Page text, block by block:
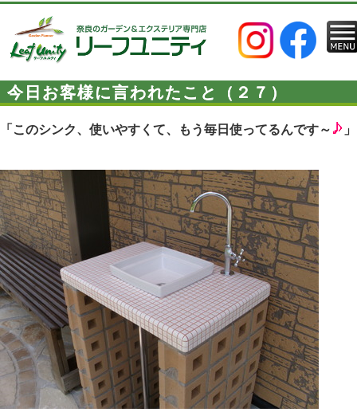
今日お客様に言われたこと（２７）
「このシンク、使いやすくて、もう毎日使ってるんです～ 」